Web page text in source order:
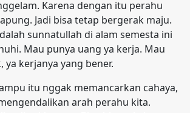
Karena dengan itu perahu
Jadi bisa tetap bergerak maju.
sunnatullah di alam semesta ini
Mau punya uang ya kerja. Mau
ya kerjanya yang bener.
itu nggak memancarkan cahaya,
arah perahu kita.